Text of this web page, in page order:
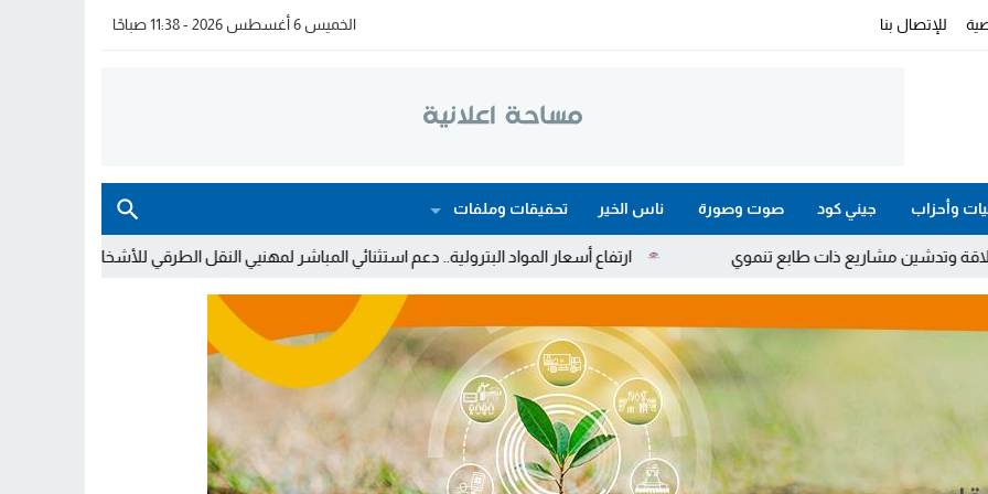
للإتصال بنا الخميس 6 أغسطس 2026 - 11:38 صباحًا
وأحزاب جيني كود صوت وصورة ناس الخير تحقيقات وملفات
ارتفاع أسعار المواد البترولية.. دعم استثنائي المباشر لمهنيي النقل الطرقي للأشخاص والبضائع خولة بيات إبنة طابع تنموي